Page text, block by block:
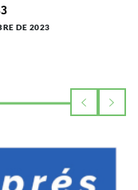
DE 2023